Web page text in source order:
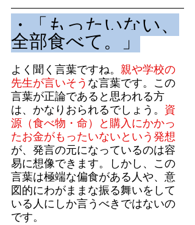
・「もったいない、
全部食べて。」
よく聞く言葉ですね。 親や学校の
先生が言いそう な言葉です。この
言葉が正論であると思われる方
は、かなりおられるでしょう。 資
源（食べ物・命）と購入にかかっ
たお金がもったいないという発想
が、発言の元になっているのは容
易に想像できます。しかし、この
言葉は極端な偏食がある人や、意
図的にわがままな振る舞いをして
いる人にしか言うべきではないの
です。